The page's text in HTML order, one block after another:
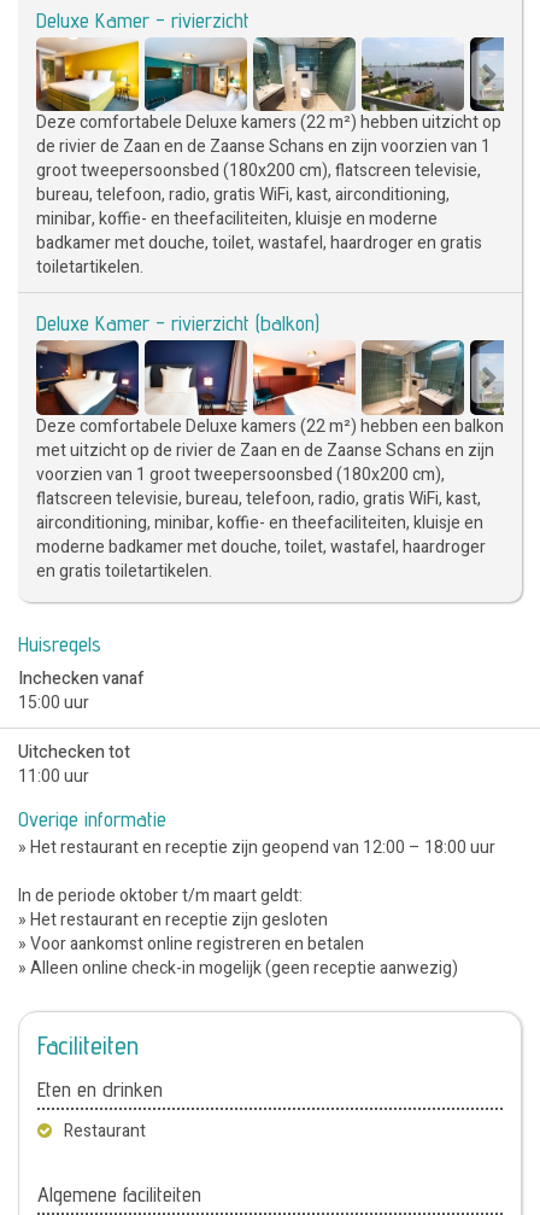
Deluxe Kamer - rivierzicht
Deze comfortabele Deluxe kamers (22 m²) hebben uitzicht op
de rivier de Zaan en de Zaanse Schans en zijn voorzien van 1
groot tweepersoonsbed (180x200 cm), flatscreen televisie,
bureau, telefoon, radio, gratis WiFi, kast, airconditioning,
minibar, koffie- en theefaciliteiten, kluisje en moderne
badkamer met douche, toilet, wastafel, haardroger en gratis
toiletartikelen.
Deluxe Kamer - rivierzicht (balkon)
Deze comfortabele Deluxe kamers (22 m²) hebben een balkon
met uitzicht op de rivier de Zaan en de Zaanse Schans en zijn
voorzien van 1 groot tweepersoonsbed (180x200 cm),
flatscreen televisie, bureau, telefoon, radio, gratis WiFi, kast,
airconditioning, minibar, koffie- en theefaciliteiten, kluisje en
moderne badkamer met douche, toilet, wastafel, haardroger
en gratis toiletartikelen.
Huisregels
Inchecken vanaf
15:00 uur
Uitchecken tot
11:00 uur
Overige informatie
» Het restaurant en receptie zijn geopend van 12:00 – 18:00 uur
In de periode oktober t/m maart geldt:
» Het restaurant en receptie zijn gesloten
» Voor aankomst online registreren en betalen
» Alleen online check-in mogelijk (geen receptie aanwezig)
Faciliteiten
Eten en drinken
Restaurant
Algemene faciliteiten